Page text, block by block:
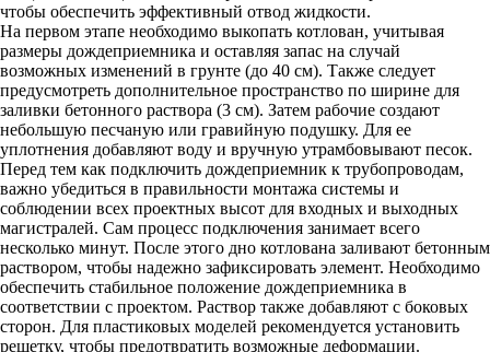
чтобы обеспечить эффективный отвод жидкости.
На первом этапе необходимо выкопать котлован, учитывая
размеры дождеприемника и оставляя запас на случай
возможных изменений в грунте (до 40 см). Также следует
предусмотреть дополнительное пространство по ширине для
заливки бетонного раствора (3 см). Затем рабочие создают
небольшую песчаную или гравийную подушку. Для ее
уплотнения добавляют воду и вручную утрамбовывают песок.
Перед тем как подключить дождеприемник к трубопроводам,
важно убедиться в правильности монтажа системы и
соблюдении всех проектных высот для входных и выходных
магистралей. Сам процесс подключения занимает всего
несколько минут. После этого дно котлована заливают бетонным
раствором, чтобы надежно зафиксировать элемент. Необходимо
обеспечить стабильное положение дождеприемника в
соответствии с проектом. Раствор также добавляют с боковых
сторон. Для пластиковых моделей рекомендуется установить
решетку, чтобы предотвратить возможные деформации.